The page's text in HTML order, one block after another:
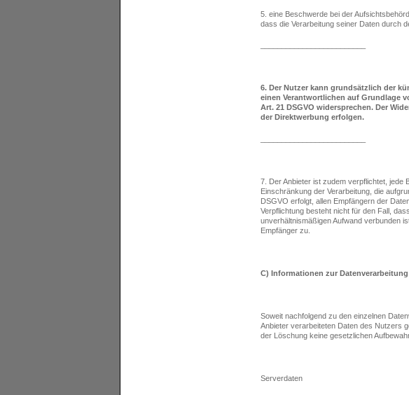
5. eine Beschwerde bei der
dass die Verarbeitung seiner Daten durch
6. Der Nutzer kann grundsätzlich der
einen Verantwortlichen auf Grundlage
Art. 21 DSGVO widersprechen. Der
der Direktwerbung erfolgen.
7. Der Anbieter ist zudem verpflichtet, jede
Einschränkung der Verarbeitung, die
DSGVO erfolgt, allen Empfängern der
Verpflichtung besteht nicht für den Fall,
unverhältnismäßigen Aufwand verbunden
Empfänger zu.
C) Informationen zur Datenverarbeitung
Soweit nachfolgend zu den einzelnen
Anbieter verarbeiteten Daten des Nutzers
der Löschung keine gesetzlichen
Serverdaten